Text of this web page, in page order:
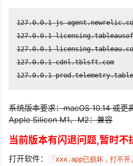
127.0.0.1 js-
127.0.0.1
127.0.0.1
127.0.0.1 cdnl.tblsft.com
127.0.0.1
系统版本要求：macOS 10.14 或更
Apple Silicon M1、M2：兼容
当前版本有闪退问题,暂时不
打开软件：
「xxx.app已损坏，打不